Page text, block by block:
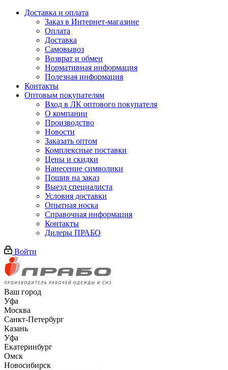
Доставка и оплата
Заказ в Интернет-магазине
Оплата
Доставка
Самовывоз
Возврат и обмен
Нормативная информация
Полезная информация
Контакты
Оптовым покупателям
Вход в ЛК оптового покупателя
О компании
Производство
Новости
Заказать оптом
Комплексные поставки
Цены и скидки
Нанесение символики
Пошив на заказ
Выезд специалиста
Условия доставки
Опытная носка
Справочная информация
Контакты
Дилеры ПРАБО
Войти
Ваш город
Уфа
Москва
Санкт-Петербург
Казань
Уфа
Екатеринбург
Омск
Новосибирск